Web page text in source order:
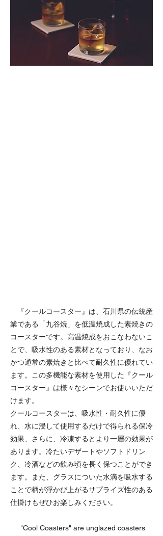
『クールコースター』は、石川県の伝統産
業である「九谷焼」を低温焼成した素焼きの
コースターです。高温焼成をおこなわないこ
とで、吸水性のある素材となっており、なお
かつ通常の素焼きと比べて耐久性に優れてい
ます。この多機能な素材を使用した『クール
コースター』は様々なシーンでお使いいただ
けます。
クールコースターは、吸水性・耐久性に優
れ、水に浸して使用するだけで得られる保冷
効果、さらに、冷凍するとより一層の効果が
あります。冷たいデザートやソフトドリン
ク、冷酒などの飲み頃を長く保つことができ
ます。また、グラスについた水滴を吸水する
ことで柄が浮かび上がるサプライズ性のある
仕掛けもぜひお楽しみください。
"Cool Coasters" are unglazed coasters